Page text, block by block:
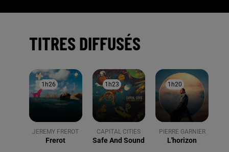
TITRES DIFFUSÉS
1h26
1h26
JEREMY FREROT
Frerot
1h23
1h23
CAPITAL CITIES
Safe And Sound
1h20
1h20
PIERRE GARNIER
L'horizon